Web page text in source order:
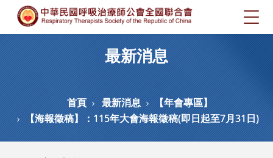
最新消息
首頁 最新消息
【年會專區】
【海報徵稿】：115年大會海報徵稿(即日起至7月31日)